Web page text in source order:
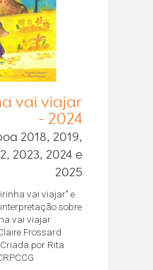
vai viajar
- 2024
2018, 2019,
2023, 2024 e
2025
vai viajar" e
sobre
vai viajar
Frossard
por Rita